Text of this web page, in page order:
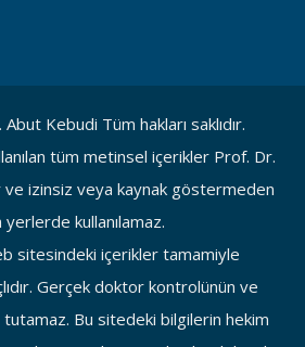
Kebudi Tüm hakları saklıdır.
tüm metinsel içerikler Prof. Dr.
ve izinsiz veya kaynak göstermeden
yerlerde kullanılamaz.
sitesindeki içerikler tamamiyle
Gerçek doktor kontrolünün ve
Bu sitedeki bilgilerin hekim